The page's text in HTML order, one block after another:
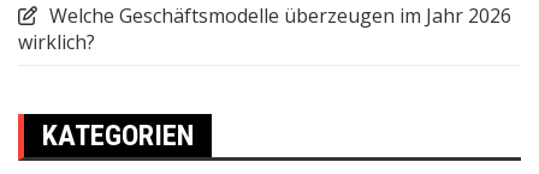
Welche Geschäftsmodelle überzeugen im Jahr 2026
wirklich?
KATEGORIEN